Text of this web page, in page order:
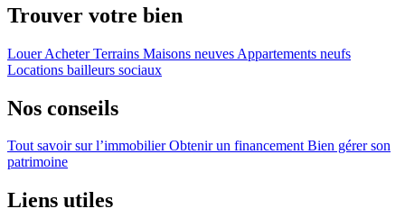
Trouver votre bien
LouerAcheterTerrains Maisons neuves Appartements neufs
Locations bailleurs sociaux
Nos conseils
Tout savoir sur l’immobilierObtenir un financementBien gérer son
patrimoine
Liens utiles